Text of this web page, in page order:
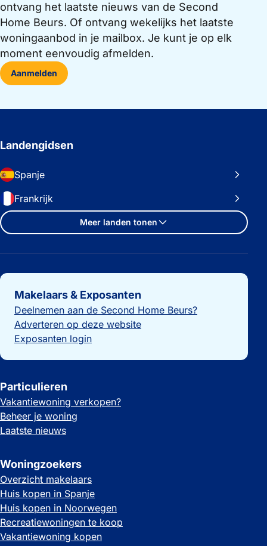
ontvang het laatste nieuws van de Second
Home Beurs. Of ontvang wekelijks het laatste
woningaanbod in je mailbox. Je kunt je op elk
moment eenvoudig afmelden.
Aanmelden
Landengidsen
Spanje
Frankrijk
Meer landen tonen
Belangrijke links
Makelaars & Exposanten
Deelnemen aan de Second Home Beurs?
Adverteren op deze website
Exposanten login
Particulieren
Vakantiewoning verkopen?
Beheer je woning
Laatste nieuws
Woningzoekers
Overzicht makelaars
Huis kopen in Spanje
Huis kopen in Noorwegen
Recreatiewoningen te koop
Vakantiewoning kopen